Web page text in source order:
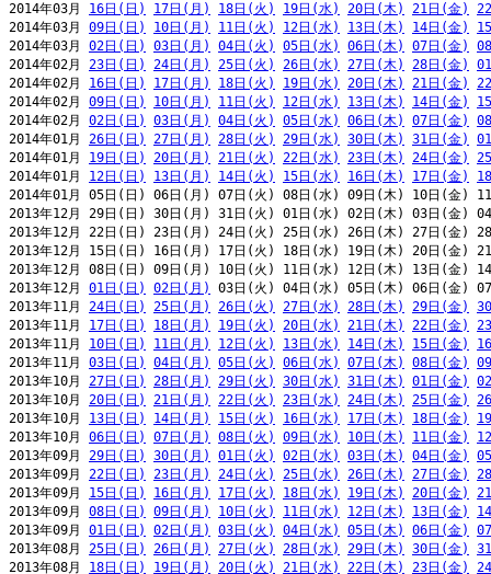
2014年03月 16日(日) 17日(月) 18日(火) 19日(水) 20日(木) 21日(金)
2014年03月 09日(日) 10日(月) 11日(火) 12日(水) 13日(木) 14日(金)
2014年03月 02日(日) 03日(月) 04日(火) 05日(水) 06日(木) 07日(金)
2014年02月 23日(日) 24日(月) 25日(火) 26日(水) 27日(木) 28日(金)
2014年02月 16日(日) 17日(月) 18日(火) 19日(水) 20日(木) 21日(金)
2014年02月 09日(日) 10日(月) 11日(火) 12日(水) 13日(木) 14日(金)
2014年02月 02日(日) 03日(月) 04日(火) 05日(水) 06日(木) 07日(金)
2014年01月 26日(日) 27日(月) 28日(火) 29日(水) 30日(木) 31日(金)
2014年01月 19日(日) 20日(月) 21日(火) 22日(水) 23日(木) 24日(金)
2014年01月 12日(日) 13日(月) 14日(火) 15日(水) 16日(木) 17日(金)
2014年01月 05日(日) 06日(月) 07日(火) 08日(水) 09日(木) 10日(金)
2013年12月 29日(日) 30日(月) 31日(火) 01日(水) 02日(木) 03日(金)
2013年12月 22日(日) 23日(月) 24日(火) 25日(水) 26日(木) 27日(金)
2013年12月 15日(日) 16日(月) 17日(火) 18日(水) 19日(木) 20日(金)
2013年12月 08日(日) 09日(月) 10日(火) 11日(水) 12日(木) 13日(金)
2013年12月 01日(日) 02日(月)
03日(火) 04日(水) 05日(木) 06日(金)
2013年11月 24日(日) 25日(月) 26日(火) 27日(水) 28日(木) 29日(金)
2013年11月 17日(日) 18日(月) 19日(火) 20日(水) 21日(木) 22日(金)
2013年11月 10日(日) 11日(月) 12日(火) 13日(水) 14日(木) 15日(金)
2013年11月 03日(日) 04日(月) 05日(火) 06日(水) 07日(木) 08日(金)
2013年10月 27日(日) 28日(月) 29日(火) 30日(水) 31日(木) 01日(金)
2013年10月 20日(日) 21日(月) 22日(火) 23日(水) 24日(木) 25日(金)
2013年10月 13日(日) 14日(月) 15日(火) 16日(水) 17日(木) 18日(金)
2013年10月 06日(日) 07日(月) 08日(火) 09日(水) 10日(木) 11日(金)
2013年09月 29日(日) 30日(月) 01日(火) 02日(水) 03日(木) 04日(金)
2013年09月 22日(日) 23日(月) 24日(火) 25日(水) 26日(木) 27日(金)
2013年09月 15日(日) 16日(月) 17日(火) 18日(水) 19日(木) 20日(金)
2013年09月 08日(日) 09日(月) 10日(火) 11日(水) 12日(木) 13日(金)
2013年09月 01日(日) 02日(月) 03日(火) 04日(水) 05日(木) 06日(金)
2013年08月 25日(日) 26日(月) 27日(火) 28日(水) 29日(木) 30日(金)
2013年08月 18日(日) 19日(月) 20日(火) 21日(水) 22日(木) 23日(金)